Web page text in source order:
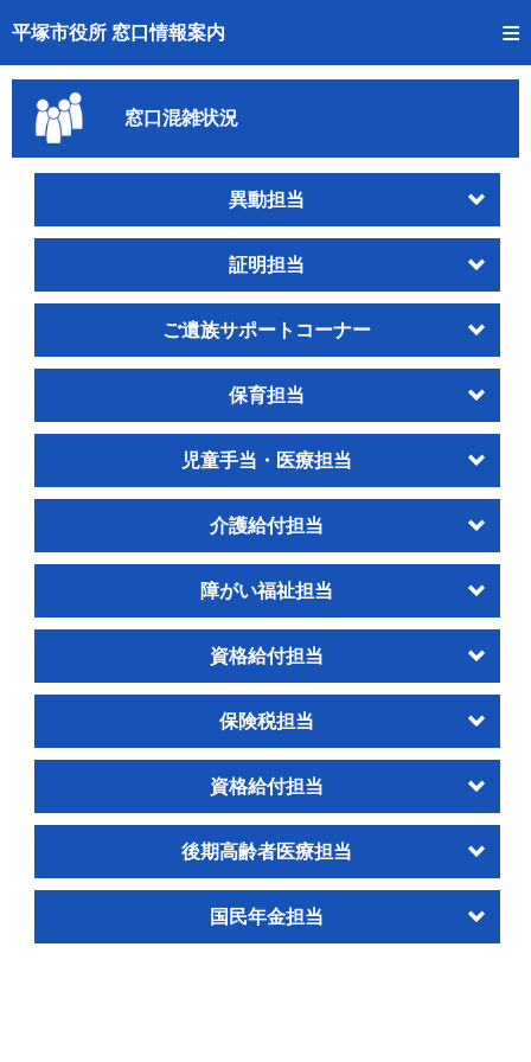
平塚市役所 窓口情報案内
トップページへ
ご利用方法
事前予約
窓口混雑状況
待ち状況確認
窓口混雑状況
異動担当
証明担当
ご遺族サポートコーナー
保育担当
児童手当・医療担当
介護給付担当
障がい福祉担当
資格給付担当
保険税担当
資格給付担当
後期高齢者医療担当
国民年金担当